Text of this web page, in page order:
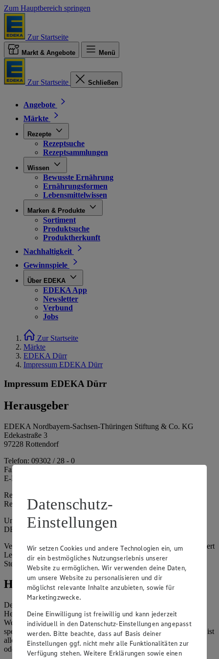
Zum Hauptbereich springen
Zur Startseite
Markt & Angebote Menü
Zur Startseite Schließen
Angebote
Märkte
Rezepte
Rezeptsuche
Rezeptsammlungen
Wissen
Bewusste Ernährung
Ernährungsformen
Lebensmittelwissen
Marken & Produkte
Sortiment
Produktsuche
Produktherkunft
Nachhaltigkeit
Gewinnspiele
Über EDEKA
EDEKA App
Newsletter
Verbund
Jobs
Zur Startseite
Märkte
EDEKA Dürr
Impressum EDEKA Dürr
Impressum EDEKA Dürr
Herausgeber
EDEKA Nordbayern-Sachsen-Thüringen Stiftung & Co. KG
Edekastraße 3
97228 Rottendorf
Telefon: 09302 / 28 - 0
Fax: 09302 / 28 - 214
E-Mail: info@edeka.de
Registergericht: Amtsgericht Würzburg
Registernummer: HRA 6164
Umsatzsteuer-Identifikationsnummer gem. § 27a UStG:
DE261968694
Vertretungsberechtigte: Sebastian Kohrmann (Geschäftsführer), Gert
Lehmann (Geschäftsführer), Christian Remy (Geschäftsführer),
Stefan Legat (Vorstandsvorsitzender)
Hinweise
Der Inhalt dieser Website ist urheberrechtlich geschützt. Der
Herausgeber gewährt Ihnen jedoch das Recht, den auf dieser
Website bereitgestellten Text ganz oder ausschnittsweise zu
speichern und zu vervielfältigen. Aus Gründen des Urheberrechts ist
allerdings die Speicherung und Vervielfältigung von Bildmaterial
oder Grafiken aus dieser Website nicht gestattet.
Datenschutz-
Einstellungen
Wir setzen Cookies und andere Technologien ein, um
dir ein bestmögliches Nutzungserlebnis unserer
Website zu ermöglichen. Wir verwenden deine Daten,
um unsere Website zu personalisieren und dir
möglichst relevante Inhalte anzubieten, sowie für
Marketingzwecke.
Deine Einwilligung ist freiwillig und kann jederzeit
individuell in den Datenschutz-Einstellungen angepasst
werden. Bitte beachte, dass auf Basis deiner
Einstellungen ggf. nicht mehr alle Funktionalitäten zur
Verfügung stehen. Weitere Erklärungen sowie einen